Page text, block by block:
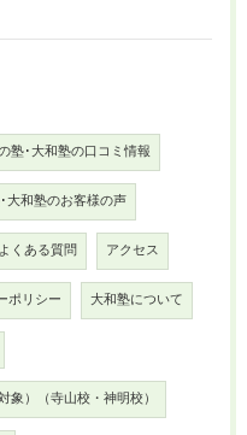
塾･大和塾の口コミ情報
大和塾のお客様の声
よくある質問 アクセス
ポリシー 大和塾について
）（寺山校・神明校）